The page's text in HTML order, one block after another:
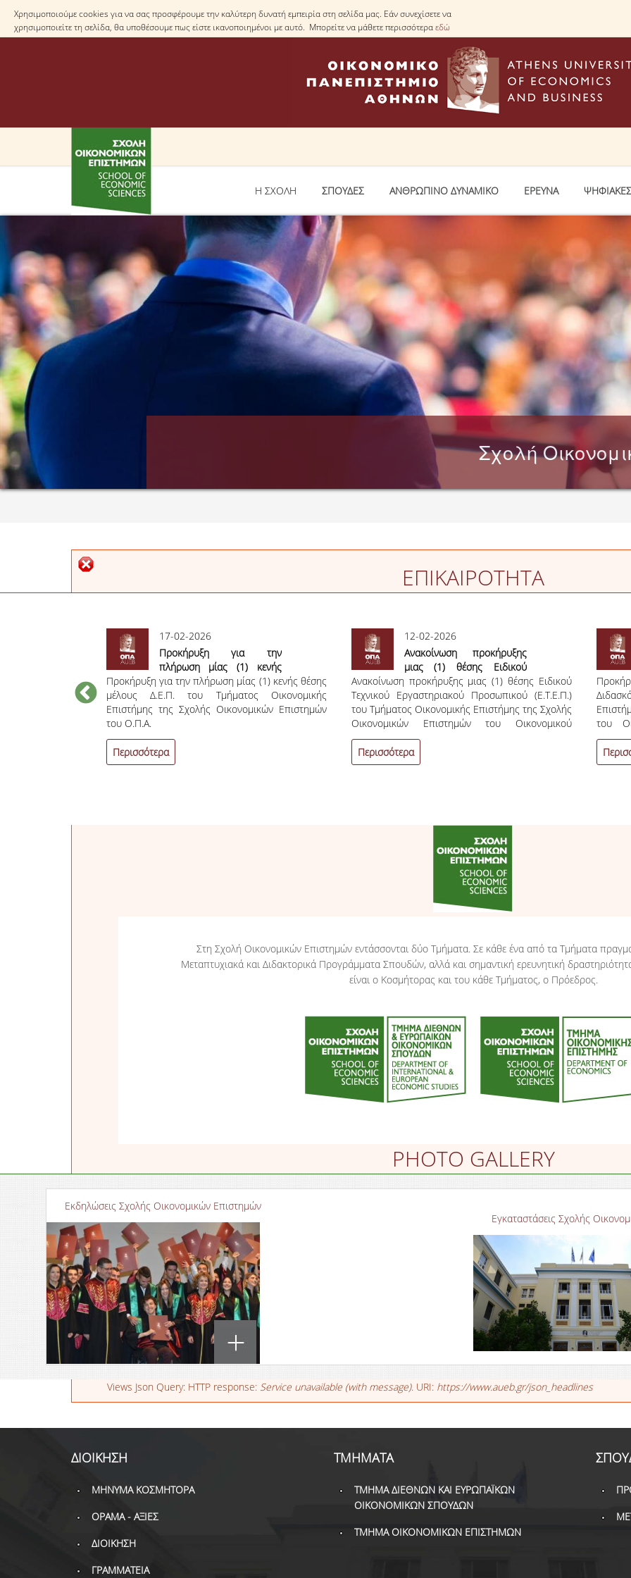
Χρησιμοποιούμε cookies για να σας προσφέρουμε την καλύτερη δυνατή εμπειρία στη σελίδα μας. Εάν συνεχίσετε να
χρησιμοποιείτε τη σελίδα, θα υποθέσουμε πως είστε ικανοποιημένοι με αυτό. Μπορείτε να μάθετε περισσότεραεδώ
Η ΣΧΟΛΗ ΣΠΟΥΔΕΣ ΑΝΘΡΩΠΙΝΟ ΔΥΝΑΜΙΚΟ ΕΡΕΥΝΑ
Σχολή
ΕΠΙΚΑΙΡΟΤΗΤΑ
σειρά
για τη θέση του
17-02-2026
Προκήρυξη για την
πλήρωση μίας (1) κενής
θέσης μέλους Δ.Ε.Π. του
Τμήματος Οικονομικής
Επιστήμης της Σχολής
του Ο.Π.Α.
Προκήρυξη για την πλήρωση μίας (1) κενής θέσης
μέλους Δ.Ε.Π. του Τμήματος Οικονομικής
Επιστήμης της Σχολής Οικονομικών Επιστημών
του Ο.Π.Α.
Περισσότερα
12-02-2026
Ανακοίνωση προκήρυξης
μιας (1) θέσης Ειδικού
Τεχνικού Εργαστηριακού
Προσωπικού (Ε.Τ.Ε.Π.) του
Τμήματος Οικονομικής
Επιστήμης της Σχολής
Οικονομικών Επιστημών
του Οικονομικού
Πανεπιστημίου Αθηνών
Ανακοίνωση προκήρυξης μιας (1) θέσης Ειδικού
Τεχνικού Εργαστηριακού Προσωπικού (Ε.Τ.Ε.Π.)
του Τμήματος Οικονομικής Επιστήμης της Σχολής
Οικονομικών Επιστημών του Οικονομικού
Πανεπιστημίου Αθηνών
Περισσότερα
του
07/01/
Στη Σχολή Οικονομικών Επιστημών εντάσσονται δύο Τμήματα. Σε κάθε ένα από τα Τμήματα
Μεταπτυχιακά και Διδακτορικά Προγράμματα Σπουδών, αλλά και σημαντική ερευνητική
είναι ο Κοσμήτορας και του κάθε Τμήματος, ο Πρόεδρος.
PHOTO GALLERY
Εκδηλώσεις Σχολής Οικονομικών Επιστημών
Εγκαταστάσεις Σχολής
Μήνυμα σφάλματος
Views Json Query: HTTP response: Service unavailable (with message). URI: https://www.aueb.gr/json_headlines
ΔΙΟΙΚΗΣΗ
ΜΗΝΥΜΑ ΚΟΣΜΗΤΟΡΑ
ΟΡΑΜΑ - ΑΞΙΕΣ
ΔΙΟΙΚΗΣΗ
ΓΡΑΜΜΑΤΕΙΑ
ΤΜΗΜΑΤΑ
ΤΜΗΜΑ ΔΙΕΘΝΩΝ ΚΑΙ ΕΥΡΩΠΑΪΚΩΝ
ΟΙΚΟΝΟΜΙΚΩΝ ΣΠΟΥΔΩΝ
ΤΜΗΜΑ ΟΙΚΟΝΟΜΙΚΩΝ ΕΠΙΣΤΗΜΩΝ